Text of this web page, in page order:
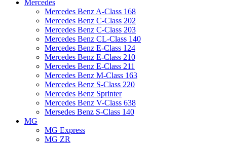
Mercedes
Mercedes Benz A-Class 168
Mercedes Benz C-Class 202
Mercedes Benz C-Class 203
Mercedes Benz CL-Class 140
Mercedes Benz E-Class 124
Mercedes Benz E-Class 210
Mercedes Benz E-Class 211
Mercedes Benz M-Class 163
Mercedes Benz S-Class 220
Mercedes Benz Sprinter
Mercedes Benz V-Class 638
Mersedes Benz S-Class 140
MG
MG Express
MG ZR